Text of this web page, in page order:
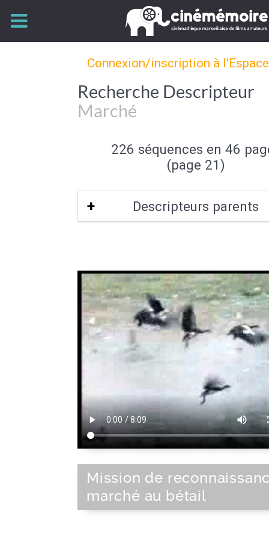
Connexion/inscription à
Recherche Descripteur
Marché
226 séquences en 46
(page 21)
Descripteurs parents
Mission de
marché au bétail